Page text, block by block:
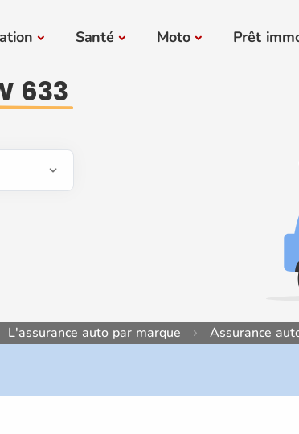
Santé Moto Prêt
633
L'assurance auto par marque Assurance